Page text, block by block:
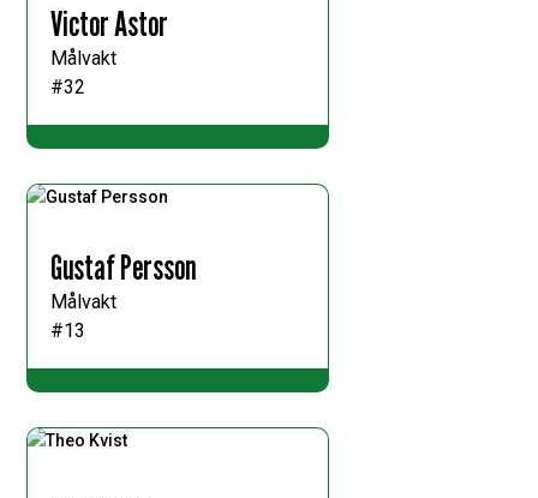
Victor Astor
Målvakt
#32
Gustaf Persson
Målvakt
#13